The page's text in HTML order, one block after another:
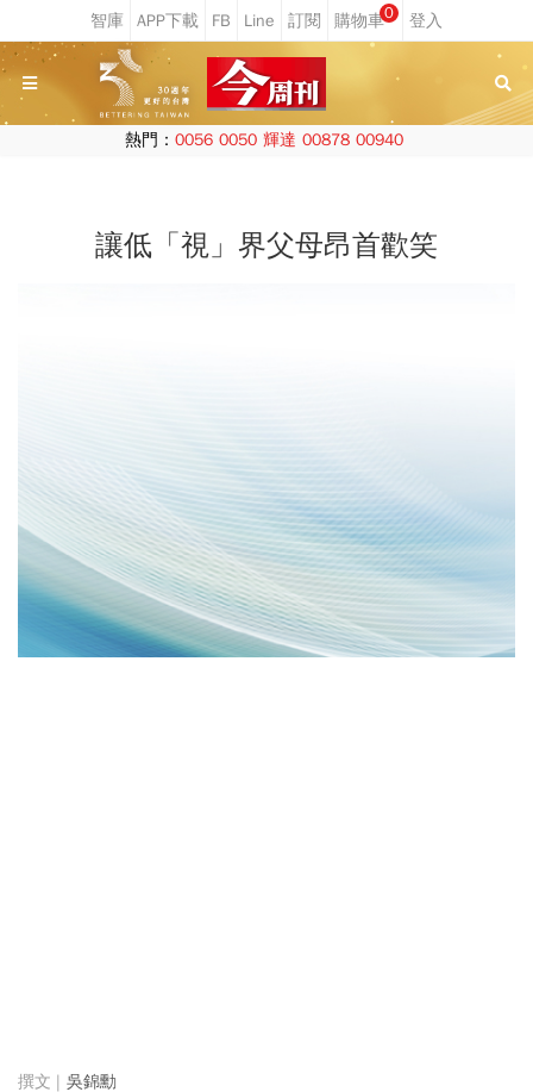
0
熱門： 0056 0050 輝達 00878 00940
讓低「視」界父母昂首歡笑
吳錦勳